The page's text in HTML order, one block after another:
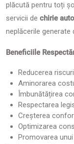
plăcută pentru toți
servicii de chirie
neplăcerile
Beneficiile
Reducerea
Aminorarea
Îmbunătățirea
Respectarea
Creșterea
Optimizarea
Promovarea